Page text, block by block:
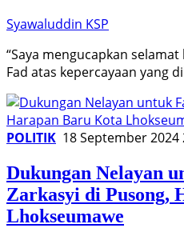
Syawaluddin KSP
“Saya mengucapkan
Fad atas kepercayaan yang
POLITIK 18 September 2024
Dukungan Nelayan
Zarkasyi di Pusong,
Lhokseumawe